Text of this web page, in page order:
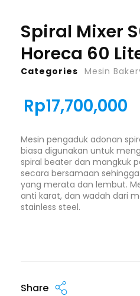
Spiral Mixer
Horeca 60
Rp17,700,000
Mesin pengaduk adonan
biasa digunakan untuk
spiral beater dan mangkuk
secara bersamaan
yang merata dan lembut.
anti karat, dan wadah dari
stainless steel.
Share
Categories Mesin